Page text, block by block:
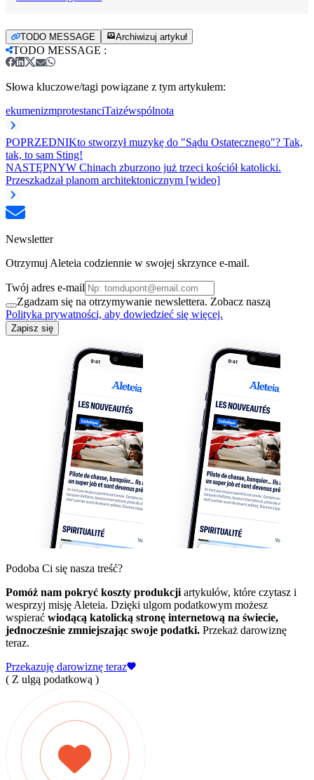
TODO MESSAGE Archiwizuj artykuł
TODO MESSAGE :
Słowa kluczowe/tagi powiązane z tym artykułem:
ekumenizmprotestanciTaizéwspólnota
POPRZEDNIKto stworzył muzykę do "Sądu Ostatecznego"? Tak,
tak, to sam Sting!
NASTĘPNYW Chinach zburzono już trzeci kościół katolicki.
Przeszkadzał planom architektonicznym [wideo]
Newsletter
Otrzymuj Aleteia codziennie w swojej skrzynce e-mail.
Twój adres e-mail
Zgadzam się na otrzymywanie newslettera. Zobacz naszą
Polityka prywatności, aby dowiedzieć się więcej.
Zapisz się
Podoba Ci się nasza treść?
Pomóż nam pokryć koszty produkcji artykułów, które czytasz i
wesprzyj misję Aleteia. Dzięki ulgom podatkowym możesz
wspierać wiodącą katolicką stronę internetową na świecie,
jednocześnie zmniejszając swoje podatki. Przekaż darowiznę
teraz.
Przekazuję darowiznę teraz
( Z ulgą podatkową )